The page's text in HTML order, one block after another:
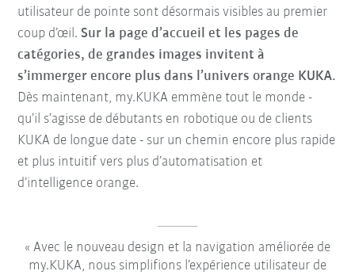
utilisateur de pointe sont désormais visibles au premier
coup d’œil.Sur la page d’accueil et les pages de
catégories, de grandes images invitent à
s’immerger encore plus dans l’univers orange KUKA.
Dès maintenant, my.KUKA emmène tout le monde -
qu’il s’agisse de débutants en robotique ou de clients
KUKA de longue date - sur un chemin encore plus rapide
et plus intuitif vers plus d’automatisation et
d’intelligence orange.
Avec le nouveau design et la navigation améliorée de
my.KUKA, nous simplifions l’expérience utilisateur de